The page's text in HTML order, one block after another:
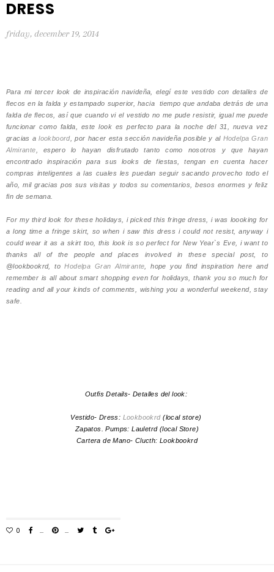
DRESS
friday, december 19, 2014
Para mi tercer look de inspiración navideña, elegí este vestido con detalles de
flecos en la falda y estampado superior, hacia tiempo que andaba detrás de una
falda de flecos, así que cuando vi el vestido no me pude resistir, igual me puede
funcionar como falda, este look es perfecto para la noche del 31, nueva vez
gracias alookboord, por hacer esta sección navideña posible y al Hodelpa Gran
Almirante , espero lo hayan disfrutado tanto como nosotros y que hayan
encontrado inspiración para sus looks de fiestas, tengan en cuenta hacer
compras inteligentes a las cuales les puedan seguir sacando provecho todo el
año, mil gracias pos sus visitas y todos su comentarios, besos enormes y feliz
fin de semana.
For my third look for these holidays, i picked this fringe dress, i was loooking for
a long time a fringe skirt, so when i saw this dress i could not resist, anyway i
could wear it as a skirt too, this look is so perfect for New Year`s Eve, i want to
thanks all of the people and places involved in these special post, to
@lookbookrd, toHodelpa Gran Almirante , hope you find inspiration here and
remember is all about smart shopping even for holidays, thank you so much for
reading and all your kinds of comments, wishing you a wonderful weekend, stay
safe.
Outfis Details- Detalles del look:
Vestido- Dress: Lookbookrd(local store)
Zapatos. Pumps: Lauletrd (local Store)
Cartera de Mano- Clucth: Lookbookrd